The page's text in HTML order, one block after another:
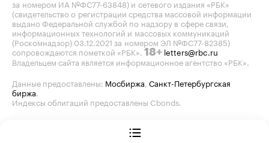
за номером ИА №ФС77-63848) и сетевого издания «РБК»
(свидетельство о регистрации средства массовой информации
выдано Федеральной службой по надзору в сфере связи,
информационных технологий и массовых коммуникаций
(Роскомнадзор) 03.12.2021 за номером ЭЛ №ФС77-82385)
сопровождаются пометкой «РБК». 18+ letters@rbc.ru
Владельцем сайта является информационное агентство «РБК».
Данные предоставлены: Мосбиржа Санкт-Петербургская
биржа
Индексы облигаций предоставлены Cbonds.